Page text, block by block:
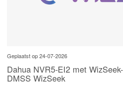
Geplaatst op 24-07-2026
Dahua NVR5-EI2 met
DMSS WizSeek